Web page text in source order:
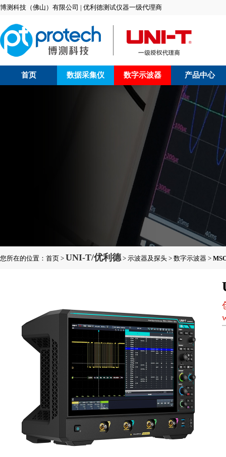
博测科技（佛山）有限公司 | 优利德测试仪器一级代理商
首页 数据采集仪 数字示波器 产品中心
您所在的位置： 首页 > UNI-T/优利德> 示波器及探头 > 数字示波器 >